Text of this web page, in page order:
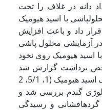
دانه در غلاف را تحت
با اسید هیومیک
قرار داد و باعث افزایش
در گیاه نخود شد (20). در آزمایشی محلول­ پاشی
برداشت گزارش شد
(20). در تحقیقی اثر مقادیر مختلف اسید هیومیک (1، 5/1، 2
گندم بررسی شد و
و رسیدگی